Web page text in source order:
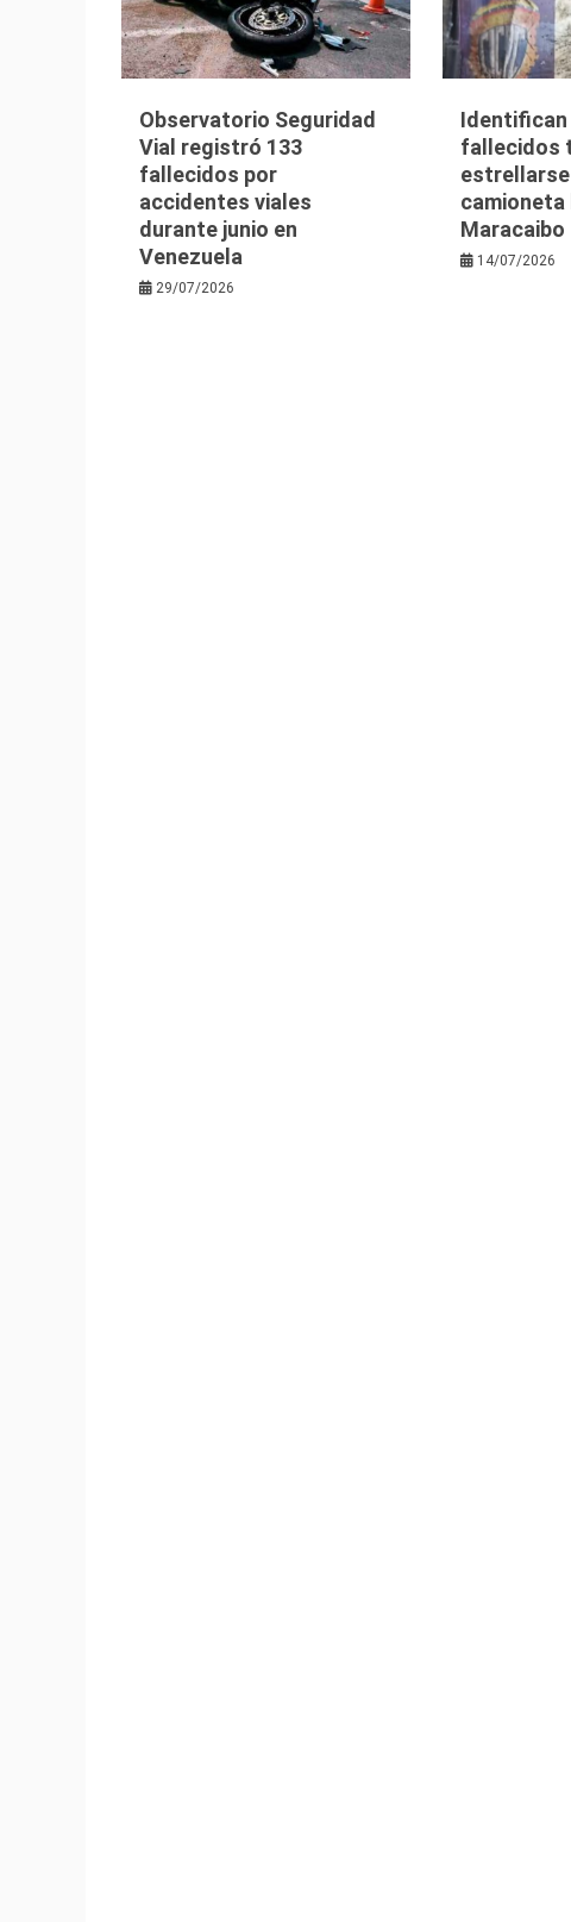
Observatorio Seguridad
Vial registró 133
fallecidos por
accidentes viales
durante junio en
Venezuela
29/07/2026
fallecidos
camioneta
Maracaibo
14/07/2026